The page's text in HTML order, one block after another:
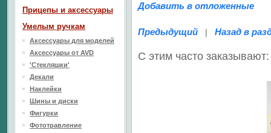
Добавить в отложенные
Предыдущий | Назад в
С этим часто заказывают:
Прицепы и аксессуары
Умелым ручкам
Аксессуары для моделей
Аксессуары от AVD
'Стекляшки'
Декали
Наклейки
Шины и диски
Фигурки
Фототравление